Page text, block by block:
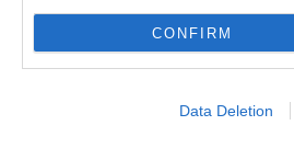
CONFIRM
Data Deletion